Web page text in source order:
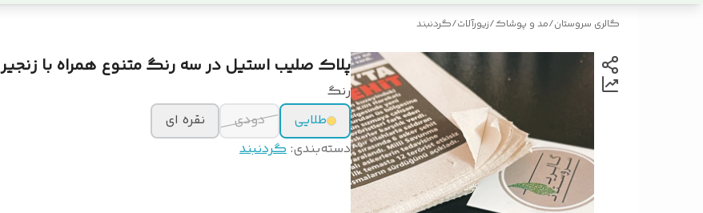
گالری سروستان/مد و پوشاک/زیورآلات/گردنبند
پلاک صلیب استیل در سه رنگ متنوع همراه با زنجیر
رنگ
طلایی
دودی
نقره ای
دسته‌بندی: گردنبند